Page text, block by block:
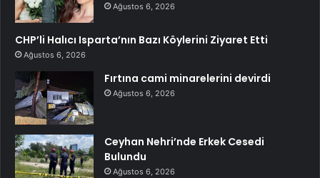
Ağustos 6, 2026
CHP’li Halıcı Isparta’nın Bazı Köylerini Ziyaret Etti
Ağustos 6, 2026
Fırtına cami minarelerini devirdi
Ağustos 6, 2026
Ceyhan Nehri’nde Erkek Cesedi
Bulundu
Ağustos 6, 2026